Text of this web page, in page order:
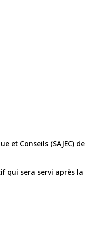
et Conseils (SAJEC) de
qui sera servi après la